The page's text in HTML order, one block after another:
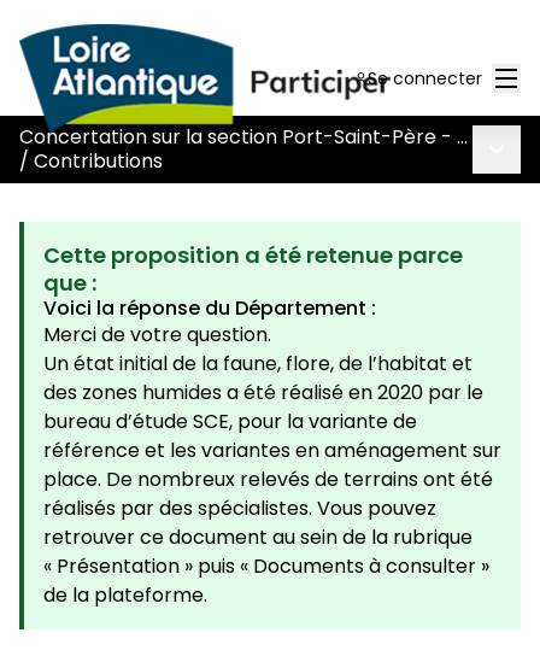
Se connecter
Concertation sur la section Port-Saint-Père - Le Pont Béranger de la route Nantes-Pornic
/ Contributions
Cette proposition a été retenue parce
que :
Voici la réponse du Département :
Merci de votre question.
Un état initial de la faune, flore, de l’habitat et
des zones humides a été réalisé en 2020 par le
bureau d’étude SCE, pour la variante de
référence et les variantes en aménagement sur
place. De nombreux relevés de terrains ont été
réalisés par des spécialistes. Vous pouvez
retrouver ce document au sein de la rubrique
« Présentation » puis « Documents à consulter »
de la plateforme.